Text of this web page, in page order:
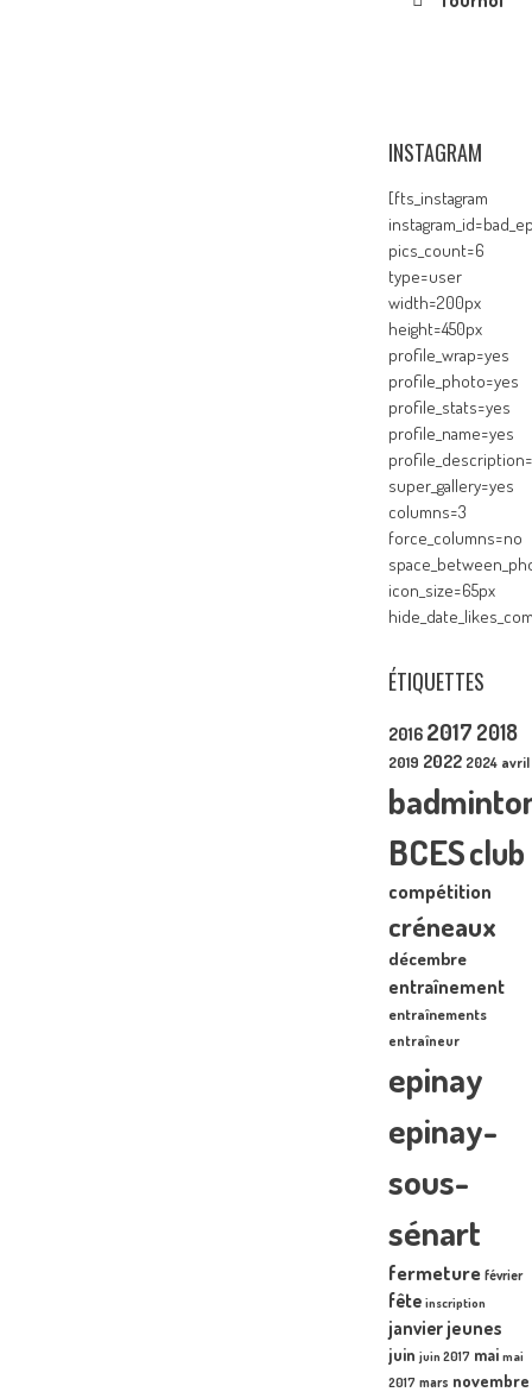
INSTAGRAM
[fts_instagram
pics_count=6
type=user
width=200px
height=450px
profile_wrap=yes
profile_photo=yes
profile_stats=yes
profile_name=yes
super_gallery=yes
columns=3
force_columns=no
icon_size=65px
ÉTIQUETTES
2016 2017 2018
2019 2022 2024 avril
BCESclub
compétition
créneaux
décembre
entraînement
entraînements
entraîneur
epinay
epinay-
sous-
sénart
fermeture février
fête inscription
janvier jeunes
juin juin 2017 mai mai
2017 mars novembre